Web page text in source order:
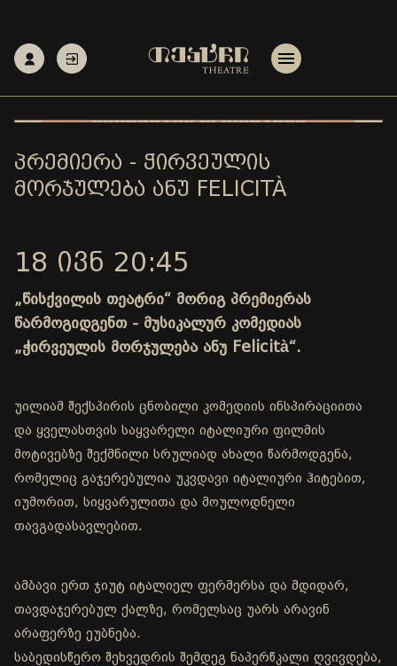
ᲞᲠᲔᲛᲘᲔᲠᲐ - ᲭᲘᲠᲕᲔᲣᲚᲘᲡ
ᲛᲝᲠᲯᲣᲚᲔᲑᲐ ᲐᲜᲣ FELICITÀ
18 ᲘᲕᲜ 20:45
„წისქვილის თეატრი“ მორიგ პრემიერას
წარმოგიდგენთ - მუსიკალურ კომედიას
„ჭირვეულის მორჯულება ანუ Felicità“.
უილიამ შექსპირის ცნობილი კომედიის ინსპირაციითა
და ყველასთვის საყვარელი იტალიური ფილმის
მოტივებზე შექმნილი სრულიად ახალი წარმოდგენა,
რომელიც გაჯერებულია უკვდავი იტალიური ჰიტებით,
იუმორით, სიყვარულითა და მოულოდნელი
თავგადასავლებით.
ამბავი ერთ ჯიუტ იტალიელ ფერმერსა და მდიდარ,
თავდაჯერებულ ქალზე, რომელსაც უარს არავინ
არაფერზე ეუბნება.
საბედისწერო შეხვედრის შემდეგ ნაპერწკალი ღვივდება,